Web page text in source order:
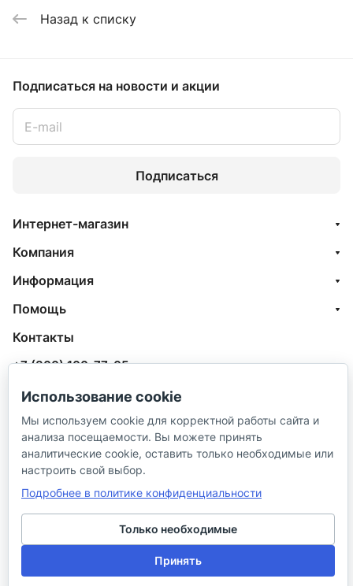
Назад к списку
Подписаться на новости и акции
Подписаться
Интернет-магазин
Компания
Информация
Помощь
Контакты
+7 (800) 100-77-05
info@aquatehnik.com
г. Краснодар (Центр),
ул. Чкалова, 167
© 2026 ИП Сибирцев И. В.
Использование cookie
Мы используем cookie для корректной работы сайта и
анализа посещаемости. Вы можете принять
аналитические cookie, оставить только необходимые или
настроить свой выбор.
Подробнее в политике конфиденциальности
Только необходимые
Принять